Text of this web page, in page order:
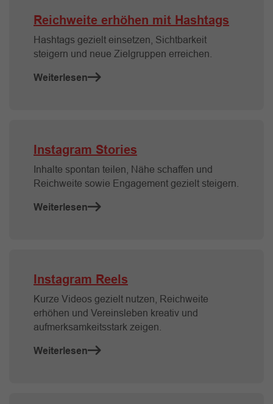
Reichweite erhöhen mit Hashtags
Hashtags gezielt einsetzen, Sichtbarkeit
steigern und neue Zielgruppen erreichen.
Weiterlesen
Instagram Stories
Inhalte spontan teilen, Nähe schaffen und
Reichweite sowie Engagement gezielt steigern.
Weiterlesen
Instagram Reels
Kurze Videos gezielt nutzen, Reichweite
erhöhen und Vereinsleben kreativ und
aufmerksamkeitsstark zeigen.
Weiterlesen